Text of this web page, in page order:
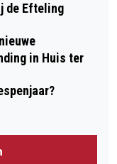
de Efteling
in Huis ter